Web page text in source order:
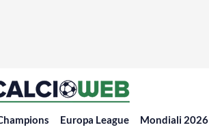
Europa League Mondiali 2026